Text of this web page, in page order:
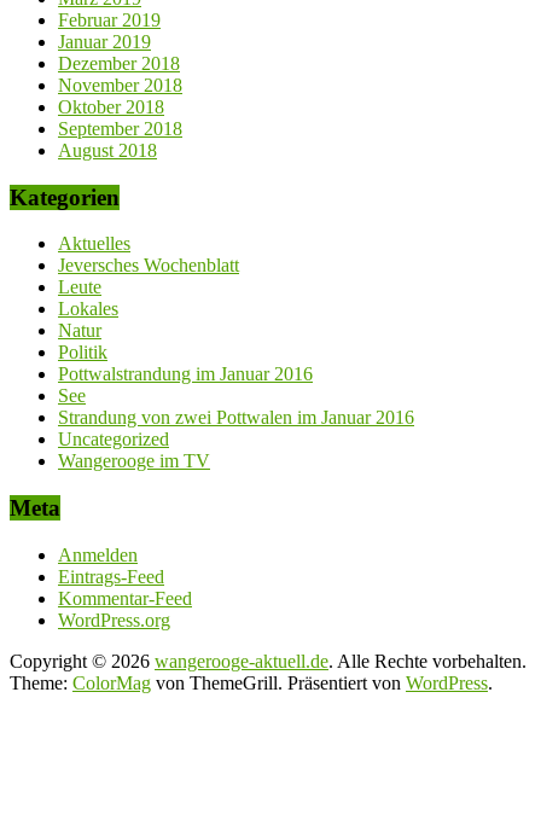
Februar 2019
Januar 2019
Dezember 2018
November 2018
Oktober 2018
September 2018
August 2018
Kategorien
Aktuelles
Jeversches Wochenblatt
Leute
Lokales
Natur
Politik
Pottwalstrandung im Januar 2016
See
Strandung von zwei Pottwalen im Januar 2016
Uncategorized
Wangerooge im TV
Meta
Anmelden
Eintrags-Feed
Kommentar-Feed
WordPress.org
Copyright © 2026 wangerooge-aktuell.de. Alle Rechte vorbehalten.
Theme: ColorMag von ThemeGrill. Präsentiert von WordPress.